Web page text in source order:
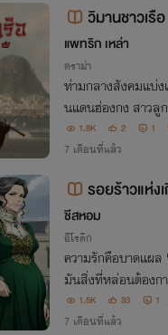
วิมานชาวเรือ
แพทริก เหล่า
ดราม่า
ท่ามกลางสังคมแบ่ง
นแดนฮ่องกง สาวลู
องถิ่นอย่างฟงหวั่นจึ
ล่าจะเป็นวิมานในฝัน
1.8K 2 1
7 เดือนที่แล้ว
รอยร้าวแห่ง
cked Legacy)
ชีสหอม
อีโรติก
ความรักคือบาดแผล
มันสิ่งที่หล่อนต้องกา
รกริน' เด็กชายที่ถูกซื้
ในคฤหาสน์แห่งความ
1.5K 33 1
7 เดือนที่แล้ว